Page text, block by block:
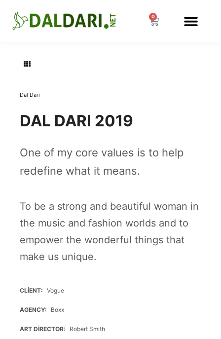
0
Dal Darı
DAL DARI 2019
One of my core values is to help
redefine what it means.
To be a strong and beautiful woman in
the music and fashion worlds and to
empower the wonderful things that
make us unique.
CLIENT Vogue
AGENCY Boxx
ART DIRECTOR Robert Smith